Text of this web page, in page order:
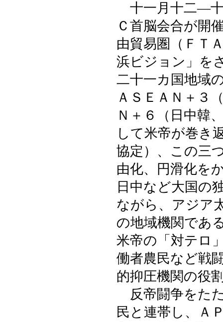
十一月十二―十
Ｃ首脳会合が開
由貿易圏（ＦＴ
浜ビジョン」を
二十一カ国地域
ＡＳＥＡＮ＋３
Ｎ＋６（日中韓
して米帝が巻き
協定）、この三
由化、円滑化を
日中など大国の
ながら、アジア
の地域機関であ
米帝の「対テロ
働者農民など戦
的抑圧機関の役
反帝闘争をた
民と連帯し、Ａ